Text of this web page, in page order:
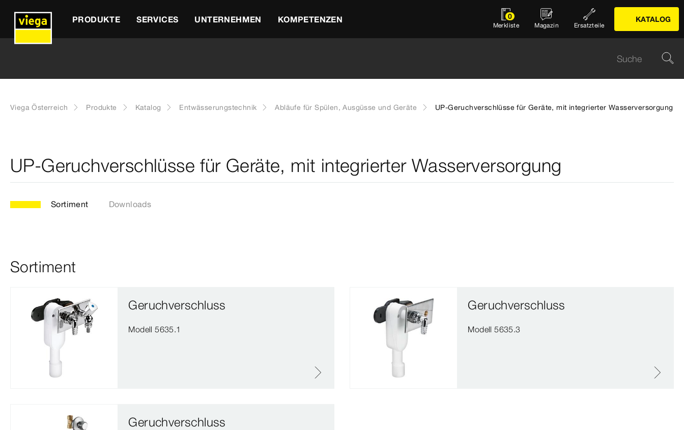
PRODUKTE SERVICES UNTERNEHMEN KOMPETENZEN 0
Merkliste Magazin Ersatzteile
KATALOG
Viega Österreich Produkte Katalog Entwässerungstechnik Abläufe für Spülen, Ausgüsse und Geräte UP-Geruchverschlüsse für Geräte, mit integrierter Wasserversorgung
UP-Geruchverschlüsse für Geräte, mit integrierter Wasserversorgung
Sortiment Downloads
Sortiment
Geruchverschluss
Modell 5635.1
Geruchverschluss
Modell 5635.3
Geruchverschluss